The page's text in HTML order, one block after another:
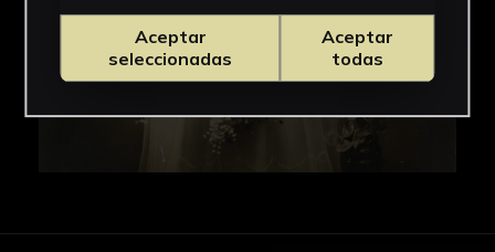
Aceptar
seleccionadas
Aceptar
todas